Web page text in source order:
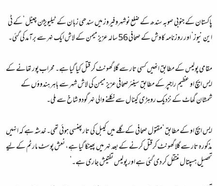
پاکستان کے جنوبی صوبہ سندھ کے ضلع نوشہروفیروز میں سندھی زبان کے ٹیلیویژن چینل ’کے ٹی
این نیوز‘ اور روزنامہ کاوش کے صحافی 56 سالہ عزیز میمن کے لاش ایک نہر سے برآمد کی گئی۔
مقامی پولیس کے مطابق انھیں کسی تار سے گلا گھونٹ کر قتل کیا گیا ہے۔ محراب پور تھانے کے
ایس ایچ او عظیم راجپر کے مطابق سینئرصحافی عزیز میمن کی لاش شہر سے باہر ہندوؤں کے
شمشان گھاٹ کے نزدیک روہڑی کینال سے نکلنے والی نہر گودو شاخ سے ملی۔
ایس ایچ او کے مطابق ’مقتول صحافی کے گلے میں کیبل کی تارپھنسی ہوئی تھی۔ خدشہ ہے کہ انہیں
مذکورہ تار سے گلا گھونٹ کرقتل کرنے کے بعد نہر میں پھینکا گیا ہے، نعش پوسٹ مارٹم کے لیے
تحصیل ہسپتال منتقل کر دی گئی ہے اور پولیس تفتیش جاری ہے۔‘